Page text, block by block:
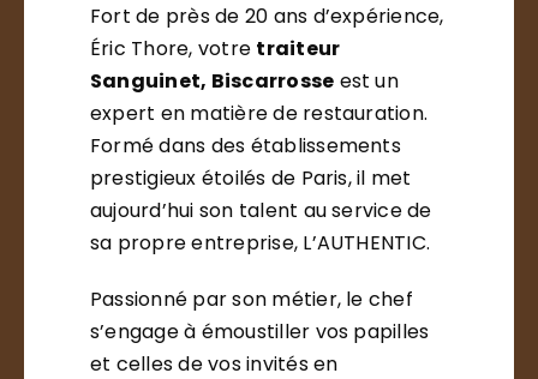
Fort de près de 20 ans d’expérience,
Éric Thore, votre traiteur
Sanguinet, Biscarrosse est un
expert en matière de restauration.
Formé dans des établissements
prestigieux étoilés de Paris, il met
aujourd’hui son talent au service de
sa propre entreprise, L’AUTHENTIC.
Passionné par son métier, le chef
s’engage à émoustiller vos papilles
et celles de vos invités en